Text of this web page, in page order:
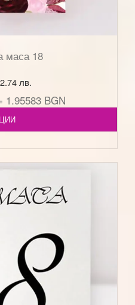
маса 18
лв.
1.95583 BGN